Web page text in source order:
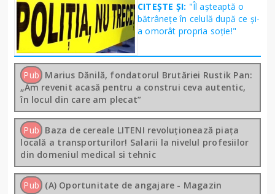
CITEȘTE ȘI: "Îl așteaptă o
bătrânețe în celulă după ce și-
a omorât propria soție!"
Pub Marius Dănilă, fondatorul Brutăriei Rustik Pan:
„Am revenit acasă pentru a construi ceva autentic,
în locul din care am plecat”
Pub Baza de cereale LITENI revoluționează piața
locală a transporturilor! Salarii la nivelul profesiilor
din domeniul medical si tehnic
Pub (A) Oportunitate de angajare - Magazin